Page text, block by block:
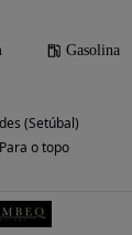
Gasolina
(Setúbal)
o topo